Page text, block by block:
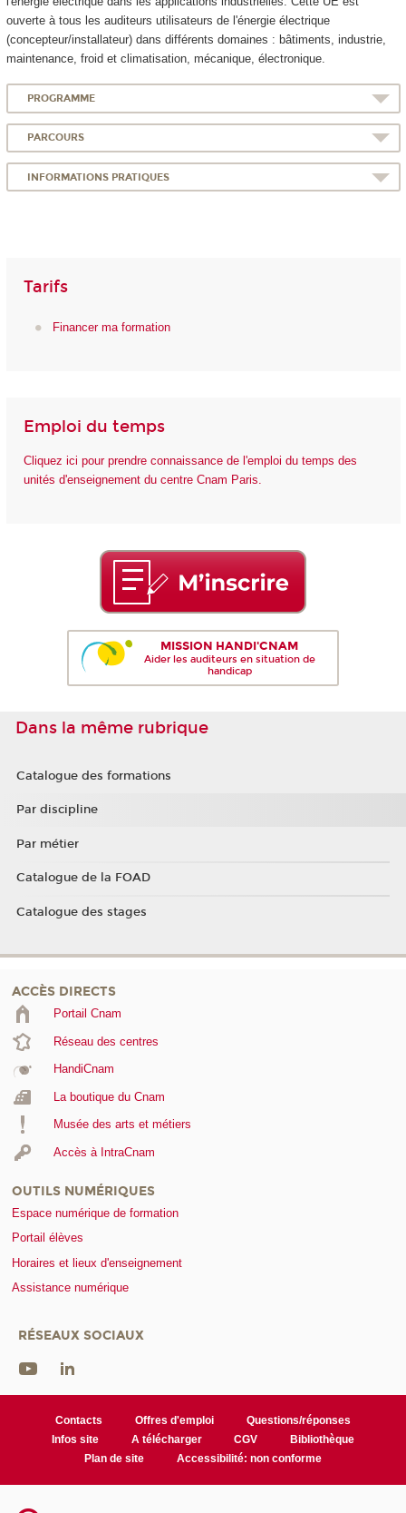
ouverte à tous les auditeurs utilisateurs de l'énergie électrique
(concepteur/installateur) dans différents domaines : bâtiments, industrie,
maintenance, froid et climatisation, mécanique, électronique.
PROGRAMME
PARCOURS
INFORMATIONS PRATIQUES
Tarifs
Financer ma formation
Emploi du temps
Cliquez ici pour prendre connaissance de l'emploi du temps des
unités d'enseignement du centre Cnam Paris.
MISSION HANDI'CNAM
Aider les auditeurs en situation de
handicap
Dans la même rubrique
Catalogue des formations
Par discipline
Par métier
Catalogue de la FOAD
Catalogue des stages
ACCÈS DIRECTS
Portail Cnam
Réseau des centres
HandiCnam
La boutique du Cnam
Musée des arts et métiers
Accès à IntraCnam
OUTILS NUMÉRIQUES
Espace numérique de formation
Portail élèves
Horaires et lieux d'enseignement
Assistance numérique
RÉSEAUX SOCIAUX
Contacts Offres d'emploi
Questions/réponses
Infos site
A télécharger CGV
Bibliothèque
Plan de site
Accessibilité: non conforme